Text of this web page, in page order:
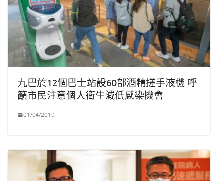
九巴於12個巴士站設60部酒精搓手液機 呼
籲市民注意個人衛生減低感染機會
01/04/2019